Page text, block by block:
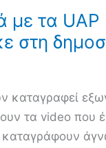
με τα
στη
καταγραφεί
τα video που